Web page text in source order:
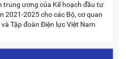
trung ương của Kế hoạch đầu tư
2021-2025 cho các Bộ, cơ quan
Tập đoàn Điện lực Việt Nam